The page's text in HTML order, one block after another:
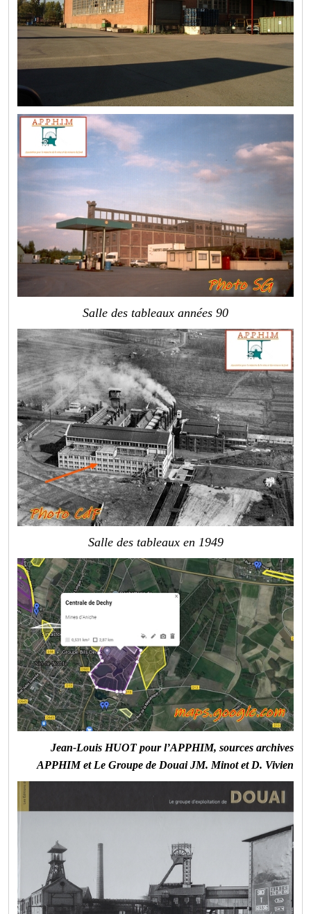
Salle des tableaux années 90
Salle des tableaux en 1949
Jean-Louis HUOT pour l’APPHIM, sources archives
APPHIM et Le Groupe de Douai JM. Minot et D. Vivien